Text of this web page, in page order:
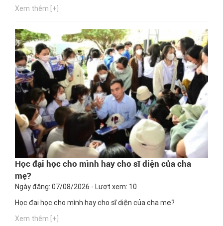
Xem thêm [+]
Học đại học cho mình hay cho sĩ diện của cha
mẹ?
Ngày đăng: 07/08/2026 - Lượt xem: 10
Học đại học cho mình hay cho sĩ diện của cha mẹ?
Xem thêm [+]